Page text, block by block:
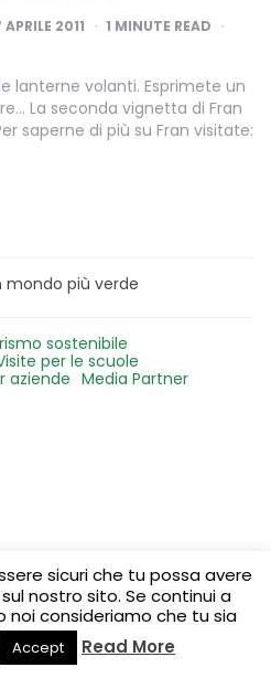
APRILE 2011 1 MINUTE READ
lanterne volanti. Esprimete un
La seconda vignetta di Fran
saperne di più su Fran visitate:
mondo più verde
sostenibile
per le scuole
aziende Media Partner
sicuri che tu possa avere
nostro sito. Se continui a
noi consideriamo che tu sia
Accept Read More